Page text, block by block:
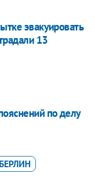
эвакуировать
13
по делу
БЕРЛИН